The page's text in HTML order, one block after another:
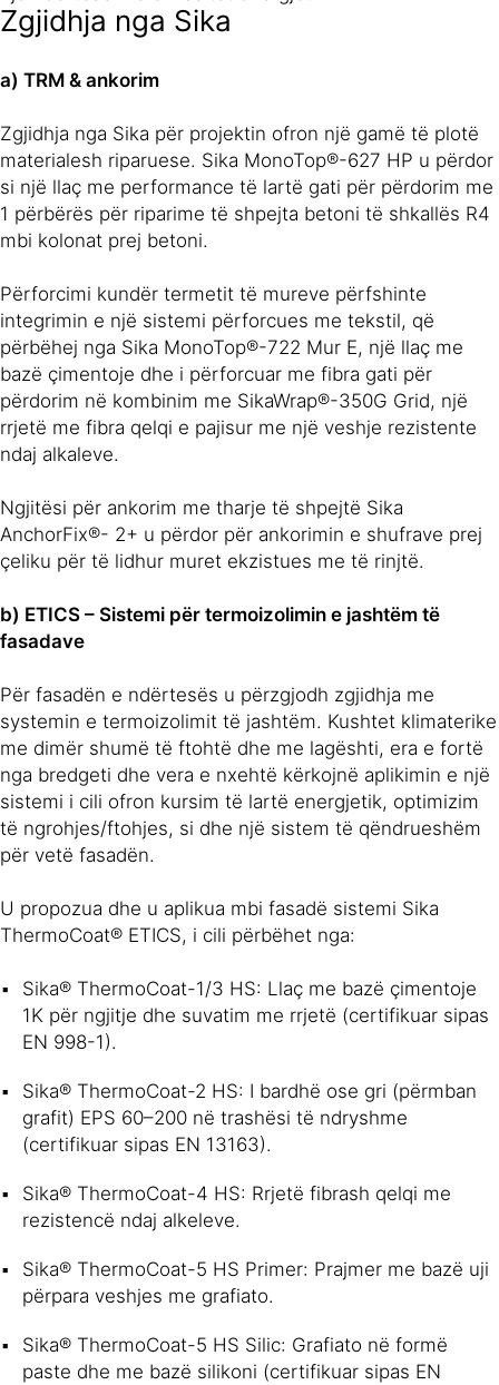
Zgjidhja nga Sika
a) TRM & ankorim
Zgjidhja nga Sika për projektin ofron një gamë të plotë
materialesh riparuese. Sika MonoTop®-627 HP u përdor
si një llaç me performance të lartë gati për përdorim me
1 përbërës për riparime të shpejta betoni të shkallës R4
mbi kolonat prej betoni.
Përforcimi kundër termetit të mureve përfshinte
integrimin e një sistemi përforcues me tekstil, që
përbëhej nga Sika MonoTop®-722 Mur E, një llaç me
bazë çimentoje dhe i përforcuar me fibra gati për
përdorim në kombinim me SikaWrap®-350G Grid, një
rrjetë me fibra qelqi e pajisur me një veshje rezistente
ndaj alkaleve.
Ngjitësi për ankorim me tharje të shpejtë Sika
AnchorFix®- 2+ u përdor për ankorimin e shufrave prej
çeliku për të lidhur muret ekzistues me të rinjtë.
b) ETICS – Sistemi për termoizolimin e jashtëm të
fasadave
Për fasadën e ndërtesës u përzgjodh zgjidhja me
systemin e termoizolimit të jashtëm. Kushtet klimaterike
me dimër shumë të ftohtë dhe me lagështi, era e fortë
nga bredgeti dhe vera e nxehtë kërkojnë aplikimin e një
sistemi i cili ofron kursim të lartë energjetik, optimizim
të ngrohjes/ftohjes, si dhe një sistem të qëndrueshëm
për vetë fasadën.
U propozua dhe u aplikua mbi fasadë sistemi Sika
ThermoCoat® ETICS, i cili përbëhet nga:
Sika® ThermoCoat-1/3 HS: Llaç me bazë çimentoje
1K për ngjitje dhe suvatim me rrjetë (certifikuar sipas
EN 998-1).
Sika® ThermoCoat-2 HS: I bardhë ose gri (përmban
grafit) EPS 60–200 në trashësi të ndryshme
(certifikuar sipas EN 13163).
Sika® ThermoCoat-4 HS: Rrjetë fibrash qelqi me
rezistencë ndaj alkeleve.
Sika® ThermoCoat-5 HS Primer: Prajmer me bazë uji
përpara veshjes me grafiato.
Sika® ThermoCoat-5 HS Silic: Grafiato në formë
paste dhe me bazë silikoni (certifikuar sipas EN